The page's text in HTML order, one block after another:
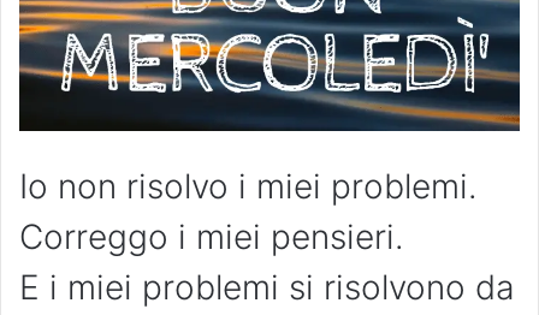
Io non risolvo i miei problemi.
Correggo i miei pensieri.
E i miei problemi si risolvono da